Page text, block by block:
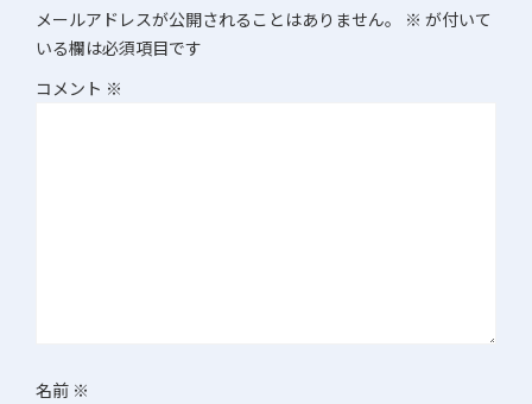
メールアドレスが公開されることはありません。 ※ が付いて
いる欄は必須項目です
コメント ※
名前 ※